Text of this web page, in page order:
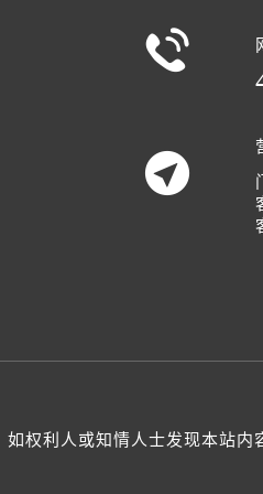


如权利人或知情人士发现本站内